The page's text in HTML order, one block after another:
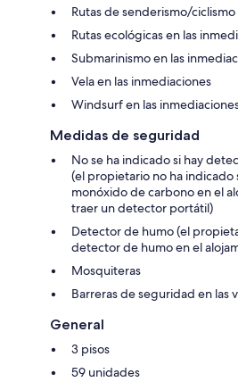
Rutas de senderismo/
Rutas ecológicas en las
Submarinismo en las
Vela en las inmediaciones
Windsurf en las
Medidas de seguridad
No se ha indicado si hay
(el propietario no ha
monóxido de carbono en el
traer un detector portátil)
Detector de humo (el
detector de humo en el
Mosquiteras
Barreras de seguridad en las
General
3 pisos
59 unidades